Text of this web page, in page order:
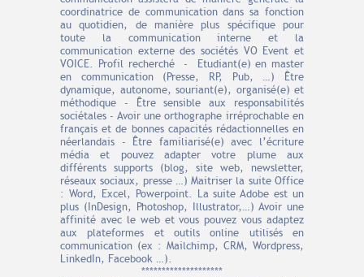
coordinatrice de communication dans sa fonction
au quotidien, de manière plus spécifique pour
toute la communication interne et la
communication externe des sociétés VO Event et
VOICE. Profil recherché - Etudiant(e) en master
en communication (Presse, RP, Pub, …) Être
dynamique, autonome, souriant(e), organisé(e) et
méthodique - Être sensible aux responsabilités
sociétales - Avoir une orthographe irréprochable en
français et de bonnes capacités rédactionnelles en
néerlandais - Être familiarisé(e) avec l’écriture
média et pouvez adapter votre plume aux
différents supports (blog, site web, newsletter,
réseaux sociaux, presse …) Maitriser la suite Office
: Word, Excel, Powerpoint. La suite Adobe est un
plus (InDesign, Photoshop, Illustrator,…) Avoir une
affinité avec le web et vous pouvez vous adaptez
aux plateformes et outils online utilisés en
communication (ex : Mailchimp, CRM, Wordpress,
LinkedIn, Facebook …).
********************